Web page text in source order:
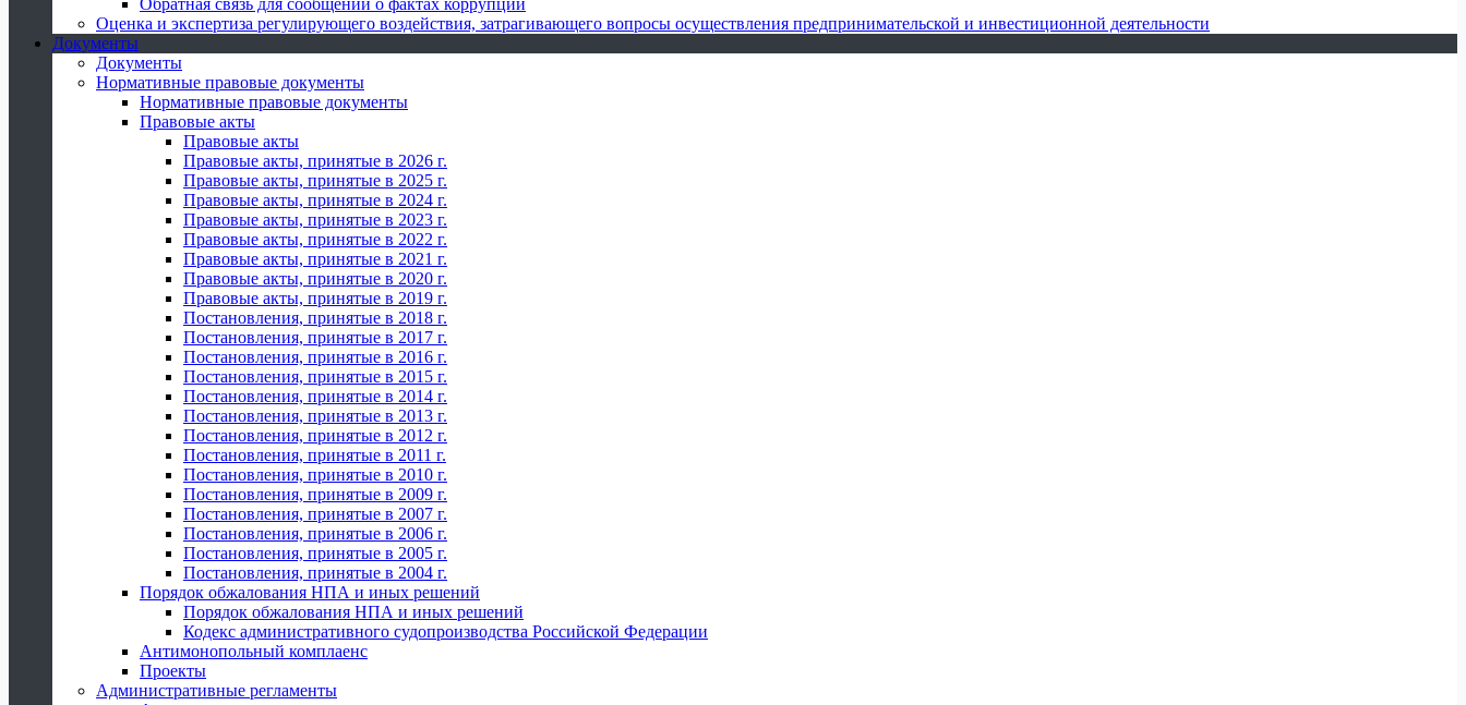
Обратная связь для сообщений о фактах коррупции
Оценка и экспертиза регулирующего воздействия, затрагивающего вопросы осуществления предпринимательской и инвестиционной деятельности
Документы
Документы
Нормативные правовые документы
Нормативные правовые документы
Правовые акты
Правовые акты
Правовые акты, принятые в 2026 г.
Правовые акты, принятые в 2025 г.
Правовые акты, принятые в 2024 г.
Правовые акты, принятые в 2023 г.
Правовые акты, принятые в 2022 г.
Правовые акты, принятые в 2021 г.
Правовые акты, принятые в 2020 г.
Правовые акты, принятые в 2019 г.
Постановления, принятые в 2018 г.
Постановления, принятые в 2017 г.
Постановления, принятые в 2016 г.
Постановления, принятые в 2015 г.
Постановления, принятые в 2014 г.
Постановления, принятые в 2013 г.
Постановления, принятые в 2012 г.
Постановления, принятые в 2011 г.
Постановления, принятые в 2010 г.
Постановления, принятые в 2009 г.
Постановления, принятые в 2007 г.
Постановления, принятые в 2006 г.
Постановления, принятые в 2005 г.
Постановления, принятые в 2004 г.
Порядок обжалования НПА и иных решений
Порядок обжалования НПА и иных решений
Кодекс административного судопроизводства Российской Федерации
Антимонопольный комплаенс
Проекты
Административные регламенты